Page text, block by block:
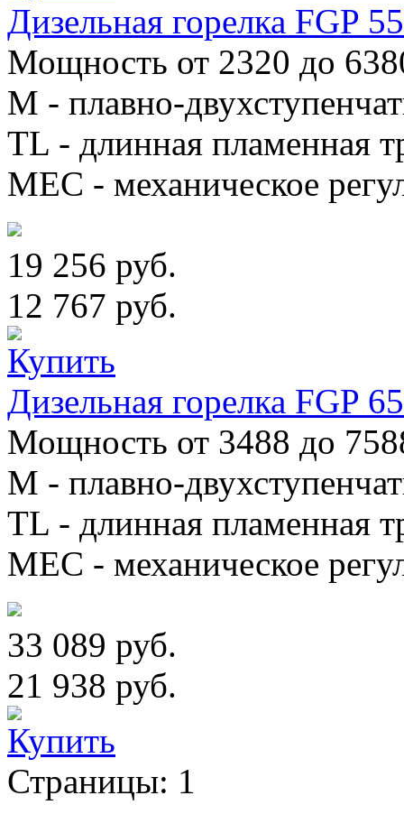
Дизельная горелка FGP
Мощность от 2320 до
М - плавно-
TL - длинная пламенная
MEC - механическое
19 256 руб.
12 767 руб.
Дизельная горелка FGP
Мощность от 3488 до
М - плавно-
TL - длинная пламенная
MEC - механическое
33 089 руб.
21 938 руб.
Страницы: 1